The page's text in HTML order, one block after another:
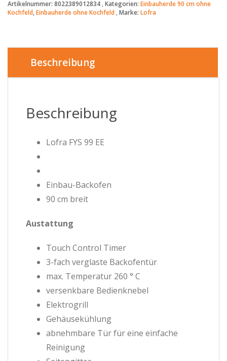
Artikelnummer: 8022389012834 Kategorien: Einbauherde 90 cm ohne
Kochfeld,Einbauherde ohne Kochfeld Marke: Lofra
Beschreibung
Beschreibung
Lofra FYS 99 EE
Einbau-Backofen
90 cm breit
Austattung
Touch Control Timer
3-fach verglaste Backofentür
max. Temperatur 260 ° C
versenkbare Bedienknebel
Elektrogrill
Gehäusekühlung
abnehmbare Tür für eine einfache
Reinigung